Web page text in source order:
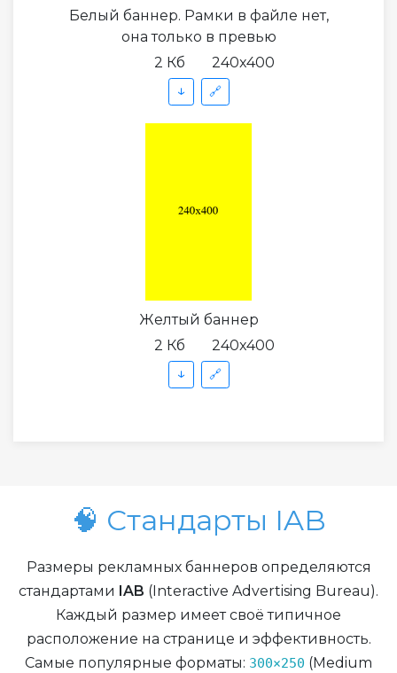
Белый баннер. Рамки в файле нет,
она только в превью
2 Кб
240x400
↓ 🔗
Желтый баннер
2 Кб
240x400
↓ 🔗
🧠 Стандарты IAB
Размеры рекламных баннеров определяются
стандартами IAB (Interactive Advertising Bureau).
Каждый размер имеет своё типичное
расположение на странице и эффективность.
Самые популярные форматы: 300×250 (Medium